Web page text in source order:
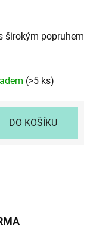
širokým popruhem
(>5 ks)
DO KOŠÍKU